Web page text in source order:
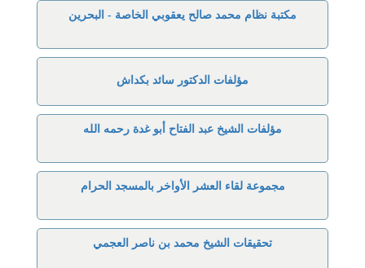
مكتبة نظام محمد صالح يعقوبي الخاصة - البحرين
مؤلفات الدكتور سائد بكداش
مؤلفات الشيخ عبد الفتاح أبو غدة رحمه الله
مجموعة لقاء العشر الأواخر بالمسجد الحرام
تحقيقات الشيخ محمد بن ناصر العجمي